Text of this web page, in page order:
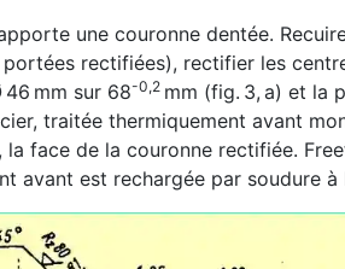
une couronne dentée.
rectifiées), rectifier les
mm sur 68-0,2 mm (fig. 3, a) et la
traitée thermiquement avant
la face de la couronne rectifiée.
avant est rechargée par soudure